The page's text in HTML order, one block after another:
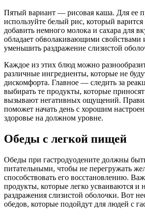
Пятый вариант — рисовая каша. Для ее
используйте белый рис, который
добавить немного молока и сахара для
обладает обволакивающими свойствами
уменьшить раздражение слизистой
Каждое из этих блюд можно
различные ингредиенты, которые не
дискомфорта. Главное — следить за
выбирать те продукты, которые
вызывают негативных ощущений.
поможет начать день с хорошим
здоровье на должном уровне.
Обеды с легкой пищей
Обеды при гастродуодените должны
питательными, чтобы не перегружать
способствовать его восстановлению.
продукты, которые легко усваиваются и
раздражения слизистой оболочки. Вот
обедов, которые подойдут для людей с